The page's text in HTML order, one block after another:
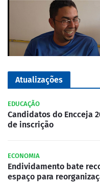
Atualizações
EDUCAÇÃO
Candidatos do Encceja
de inscrição
ECONOMIA
Endividamento bate
espaço para